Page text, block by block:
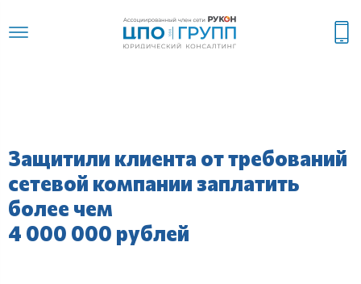
Защитили клиента от требований
сетевой компании заплатить
более чем
4 000 000 рублей